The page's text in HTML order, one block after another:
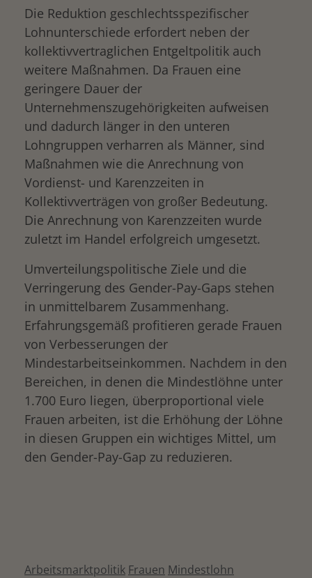
Die Reduktion geschlechtsspezifischer
Lohnunterschiede erfordert neben der
kollektivvertraglichen Entgeltpolitik auch
weitere Maßnahmen. Da Frauen eine
geringere Dauer der
Unternehmenszugehörigkeiten aufweisen
und dadurch länger in den unteren
Lohngruppen verharren als Männer, sind
Maßnahmen wie die Anrechnung von
Vordienst- und Karenzzeiten in
Kollektivverträgen von großer Bedeutung.
Die Anrechnung von Karenzzeiten wurde
zuletzt im Handel erfolgreich umgesetzt.
Umverteilungspolitische Ziele und die
Verringerung des Gender-Pay-Gaps stehen
in unmittelbarem Zusammenhang.
Erfahrungsgemäß profitieren gerade Frauen
von Verbesserungen der
Mindestarbeitseinkommen. Nachdem in den
Bereichen, in denen die Mindestlöhne unter
1.700 Euro liegen, überproportional viele
Frauen arbeiten, ist die Erhöhung der Löhne
in diesen Gruppen ein wichtiges Mittel, um
den Gender-Pay-Gap zu reduzieren.
Arbeitsmarktpolitik Frauen Mindestlohn